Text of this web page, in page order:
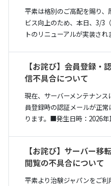
平素は格別のご高配を賜り
ビス向上のため、本日、3/3
トのリニューアルが実装さ
【お詫び】会員登録・
信不具合について
現在、サーバーメンテナン
員登録時の認証メールが正
ります。■発生日時：2026
【お詫び】サーバー移
閲覧の不具合について
平素より治験ジャパンをご